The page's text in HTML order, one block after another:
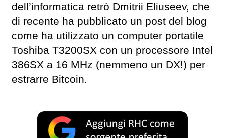
dell’informatica retrò Dmitrii Eliuseev, che
di recente ha pubblicato un post del blog
come ha utilizzato un computer portatile
Toshiba T3200SX con un processore Intel
386SX a 16 MHz (nemmeno un DX!) per
estrarre Bitcoin.